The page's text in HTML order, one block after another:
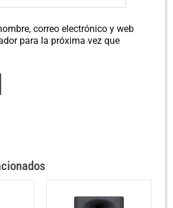
correo electrónico y web
para la próxima vez que